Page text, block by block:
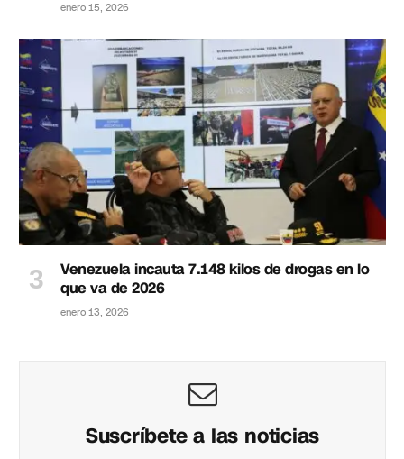
enero 15, 2026
Venezuela incauta 7.148 kilos de drogas en lo
que va de 2026
enero 13, 2026
Suscríbete a las noticias